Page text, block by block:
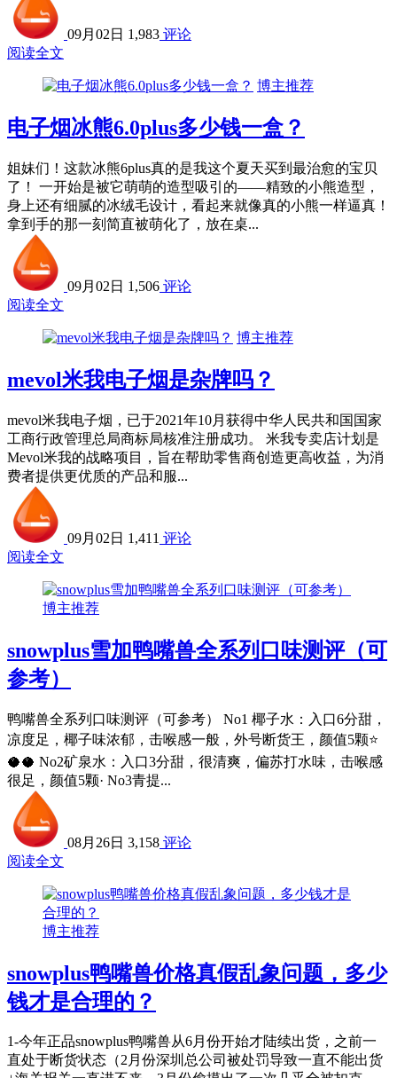
09月02日 1,983 评论
阅读全文
博主推荐
电子烟冰熊6.0plus多少钱一盒？
姐妹们！这款冰熊6plus真的是我这个夏天买到最治愈的宝贝
了！ 一开始是被它萌萌的造型吸引的——精致的小熊造型，
身上还有细腻的冰绒毛设计，看起来就像真的小熊一样逼真！
拿到手的那一刻简直被萌化了，放在桌...
09月02日 1,506 评论
阅读全文
博主推荐
mevol米我电子烟是杂牌吗？
mevol米我电子烟，已于2021年10月获得中华人民共和国国家
工商行政管理总局商标局核准注册成功。 米我专卖店计划是
Mevol米我的战略项目，旨在帮助零售商创造更高收益，为消
费者提供更优质的产品和服...
09月02日 1,411 评论
阅读全文
博主推荐
snowplus雪加鸭嘴兽全系列口味测评（可
参考）
鸭嘴兽全系列口味测评（可参考） No1 椰子水：入口6分甜，
凉度足，椰子味浓郁，击喉感一般，外号断货王，颜值5颗⭐
🥥🥥 No2矿泉水：入口3分甜，很清爽，偏苏打水味，击喉感
很足，颜值5颗· No3青提...
08月26日 3,158 评论
阅读全文
博主推荐
snowplus鸭嘴兽价格真假乱象问题，多少
钱才是合理的？
1-今年正品snowplus鸭嘴兽从6月份开始才陆续出货，之前一
直处于断货状态（2月份深圳总公司被处罚导致一直不能出货